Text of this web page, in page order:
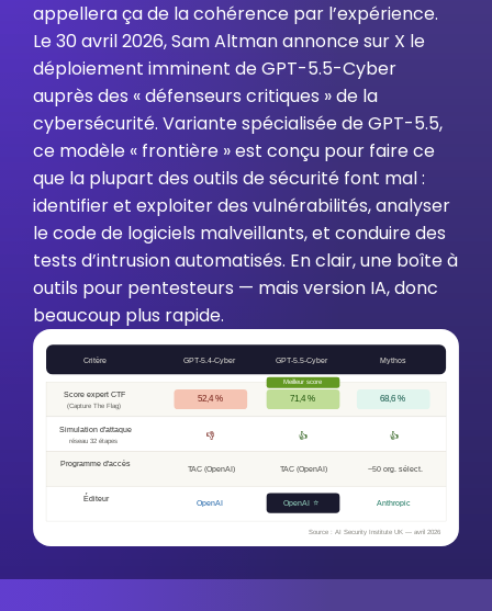
appellera ça de la cohérence par l’expérience.
Le 30 avril 2026, Sam Altman annonce sur X le
déploiement imminent de GPT-5.5-Cyber
auprès des « défenseurs critiques » de la
cybersécurité. Variante spécialisée de GPT-5.5,
ce modèle « frontière » est conçu pour faire ce
que la plupart des outils de sécurité font mal :
identifier et exploiter des vulnérabilités, analyser
le code de logiciels malveillants, et conduire des
tests d’intrusion automatisés. En clair, une boîte à
outils pour pentesteurs — mais version IA, donc
beaucoup plus rapide.